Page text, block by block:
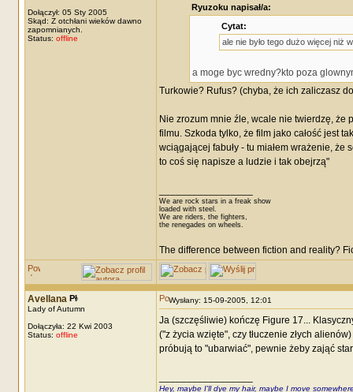
Dołączył: 05 Sty 2005
Skąd: Z otchłani wieków dawno
zapomnianych.
Status: offline
Ryuzoku napisał/a:
Cytat:
ale nie było tego dużo więcej niż
a moge byc wredny?kto poza
Turkowie? Rufus? (chyba, że ich zaliczasz
Nie zrozum mnie źle, wcale nie twierdzę, że
filmu. Szkoda tylko, że film jako całość jest
wciągającej fabuły - tu miałem wrażenie,
to coś się napisze a ludzie i tak obejrzą"
We are rock stars in a freak show
loaded with steel.
We are riders, the fighters,
the renegades on wheels.
The difference between fiction and reality?
Avellana
Lady of Autumn
Dołączyła: 22 Kwi 2003
Status: offline
Wysłany: 15-09-2005, 12:01
Ja (szczęśliwie) kończę Figure 17...
("z życia wzięte", czy tłuczenie złych
próbują to "ubarwiać", pewnie żeby zająć
Hey, maybe I'll dye my hair, maybe I move